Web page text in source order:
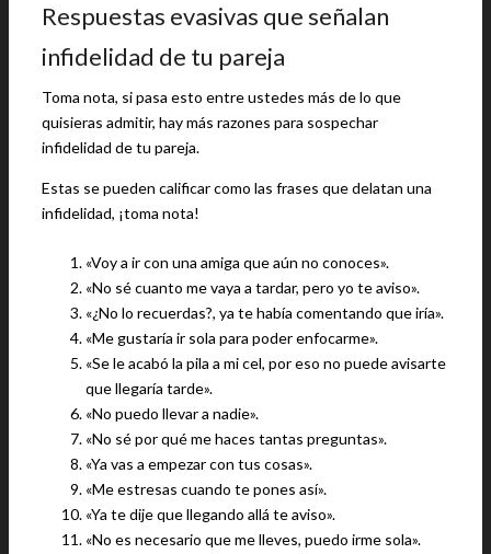
Respuestas evasivas que señalan
infidelidad de tu pareja
Toma nota, si pasa esto entre ustedes más de lo que
quisieras admitir, hay más razones para sospechar
infidelidad de tu pareja.
Estas se pueden calificar como las frases que delatan una
infidelidad, ¡toma nota!
«Voy a ir con una amiga que aún no conoces».
«No sé cuanto me vaya a tardar, pero yo te aviso».
«¿No lo recuerdas?, ya te había comentando que iría».
«Me gustaría ir sola para poder enfocarme».
«Se le acabó la pila a mi cel, por eso no puede avisarte
que llegaría tarde».
«No puedo llevar a nadie».
«No sé por qué me haces tantas preguntas».
«Ya vas a empezar con tus cosas».
«Me estresas cuando te pones así».
«Ya te dije que llegando allá te aviso».
«No es necesario que me lleves, puedo irme sola».